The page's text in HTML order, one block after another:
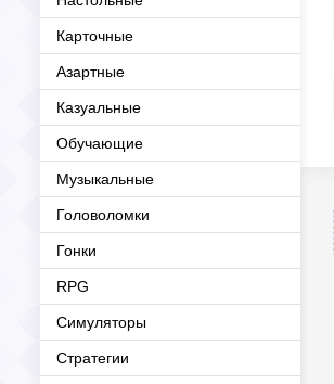
Карточные
Азартные
Казуальные
Обучающие
Музыкальные
Головоломки
Гонки
RPG
Симуляторы
Стратегии